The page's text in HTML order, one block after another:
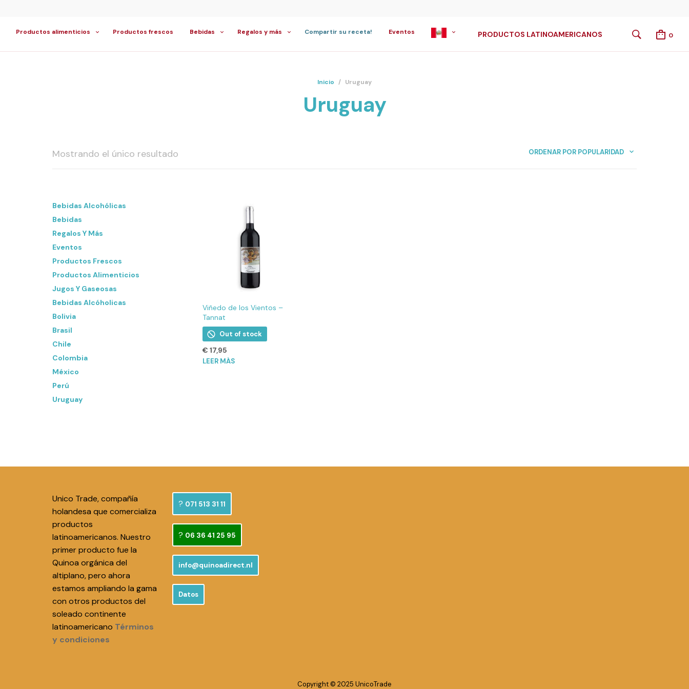
Productos alimenticios Productos frescos Bebidas Regalos y más Compartir su receta! Eventos PRODUCTOS LATINOAMERICANOS 0
Inicio / Uruguay
Uruguay
Mostrando el único resultado ORDENAR POR POPULARIDAD
Bebidas Alcohólicas
Bebidas
Regalos Y Más
Eventos
Productos Frescos
Productos Alimenticios
Jugos Y Gaseosas
Bebidas Alcóholicas
Bolivia
Brasil
Chile
Colombia
México
Perú
Uruguay
Viñedo de los Vientos –
Tannat
Out of stock
€ 17,95
LEER MÁS
Unico Trade, compañía
holandesa que comercializa
productos
latinoamericanos. Nuestro
primer producto fue la
Quinoa orgánica del
altiplano, pero ahora
estamos ampliando la gama
con otros productos del
soleado continente
latinoamericano Términos
y condiciones
071 513 31 11
06 36 41 25 95
info@quinoadirect.nl
Datos
Copyright © 2025 UnicoTrade